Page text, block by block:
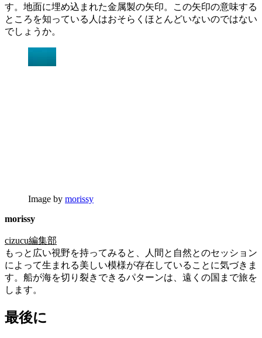
す。地面に埋め込まれた金属製の矢印。この矢印の意味する
ところを知っている人はおそらくほとんどいないのではない
でしょうか。
Image by morissy
morissy
cizucu編集部
もっと広い視野を持ってみると、人間と自然とのセッション
によって生まれる美しい模様が存在していることに気づきま
す。船が海を切り裂きできるパターンは、遠くの国まで旅を
します。
最後に